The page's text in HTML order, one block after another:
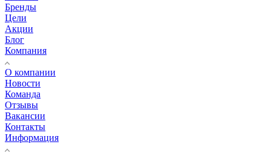
Бренды
Цели
Акции
Блог
Компания
О компании
Новости
Команда
Отзывы
Вакансии
Контакты
Информация